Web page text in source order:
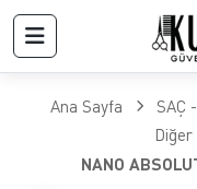
Ana Sayfa
SAÇ
NANO